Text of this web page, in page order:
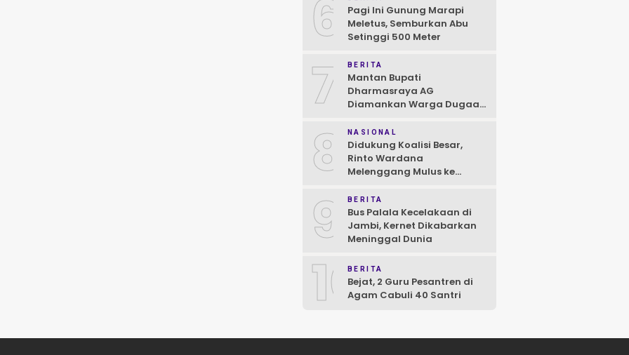
6
Pagi Ini Gunung Marapi
Meletus, Semburkan Abu
Setinggi 500 Meter
7 BERITA
Mantan Bupati
Dharmasraya AG
Diamankan Warga Dugaan
8 NASIONAL
Didukung Koalisi Besar,
Rinto Wardana
Melenggang Mulus ke
Mentawai
9 BERITA
Bus Palala Kecelakaan di
Jambi, Kernet Dikabarkan
Meninggal Dunia
10BERITA
Bejat, 2 Guru Pesantren di
Agam Cabuli 40 Santri